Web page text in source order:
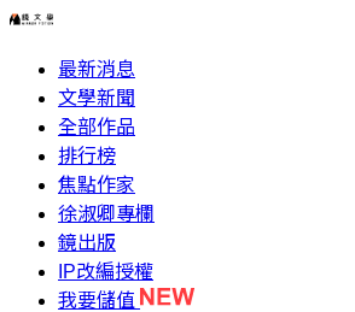
最新消息
文學新聞
全部作品
排行榜
焦點作家
徐淑卿專欄
鏡出版
IP改編授權
我要儲值